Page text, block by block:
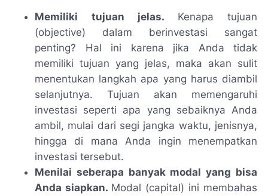
Memiliki tujuan jelas. Kenapa tujuan
(objective) dalam berinvestasi sangat
penting? Hal ini karena jika Anda tidak
memiliki tujuan yang jelas, maka akan sulit
menentukan langkah apa yang harus diambil
selanjutnya. Tujuan akan memengaruhi
investasi seperti apa yang sebaiknya Anda
ambil, mulai dari segi jangka waktu, jenisnya,
hingga di mana Anda ingin menempatkan
investasi tersebut.
Menilai seberapa banyak modal yang bisa
Anda siapkan. Modal (capital) ini membahas